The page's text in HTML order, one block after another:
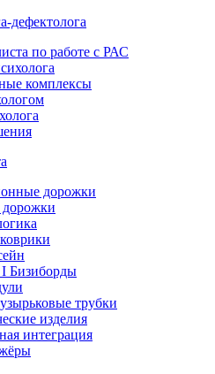
дефектолога
по работе с РАС
комплексы
дорожки
Бизиборды
трубки
изделия
интеграция